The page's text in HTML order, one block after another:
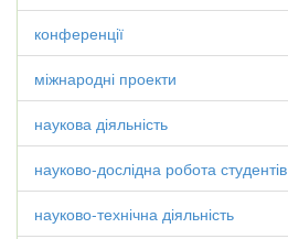
конференції
міжнародні проекти
наукова діяльність
науково-дослідна робота студентів
науково-технічна діяльність